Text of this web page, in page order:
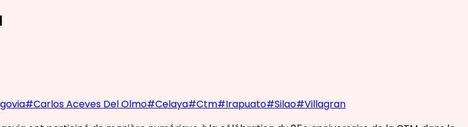
#Carlos Aceves Del Olmo#Celaya#Ctm#Irapuato#Silao#Villagran